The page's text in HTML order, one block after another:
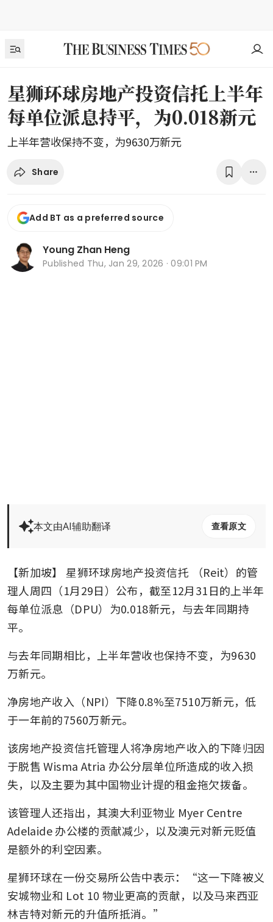
星狮环球房地产投资信托上半年
每单位派息持平，为0.018新元
上半年营收保持不变，为9630万新元
Share
Add BT as a preferred source
Young Zhan Heng
Published Thu, Jan 29, 2026 · 09:01 PM
本文由AI辅助翻译 查看原文
【新加坡】 星狮环球房地产投资信托
（Reit）的管
理人周四（1月29日）公布，截至12月31日的上半年
每单位派息（DPU）为0.018新元，与去年同期持
平。
与去年同期相比，上半年营收也保持不变，为9630
万新元。
净房地产收入（NPI）下降0.8%至7510万新元，低
于一年前的7560万新元。
该房地产投资信托管理人将净房地产收入的下降归因
于脱售 Wisma Atria 办公分层单位所造成的收入损
失，以及主要为其中国物业计提的租金拖欠拨备。
该管理人还指出，其澳大利亚物业 Myer Centre
Adelaide 办公楼的贡献减少，以及澳元对新元贬值
是额外的利空因素。
星狮环球在一份交易所公告中表示：“这一下降被义
安城物业和 Lot 10 物业更高的贡献，以及马来西亚
林吉特对新元的升值所抵消。”